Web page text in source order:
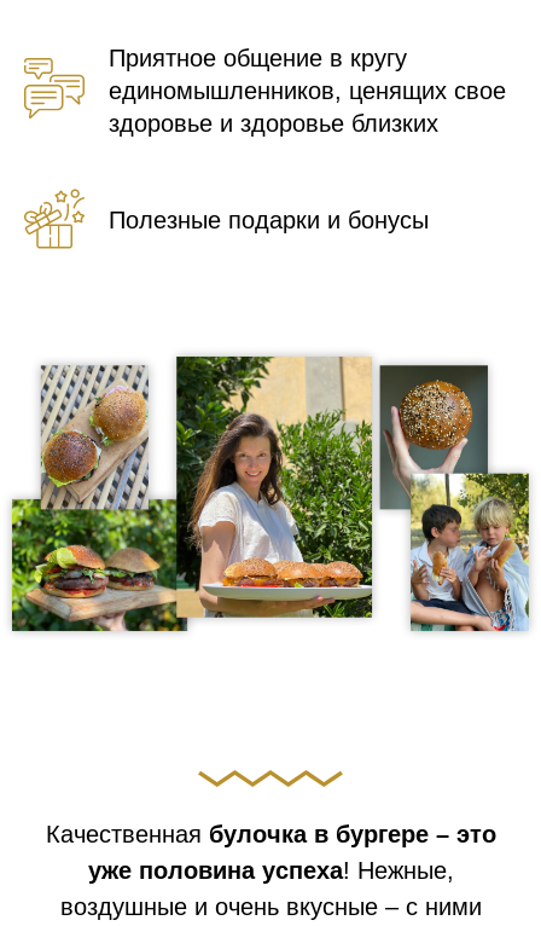
Приятное общение в кругу
единомышленников, ценящих свое
здоровье и здоровье близких
Полезные подарки и бонусы
Качественная булочка в бургере – это
уже половина успеха! Нежные,
воздушные и очень вкусные – с ними